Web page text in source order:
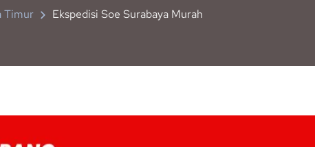
Timur Ekspedisi Soe Surabaya Murah